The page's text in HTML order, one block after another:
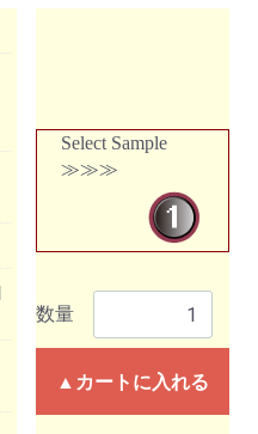
Select Sample
≫≫≫
数量
▲カートに入れる